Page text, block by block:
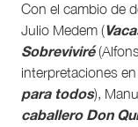
Con el cambio de
Julio Medem (
Sobreviviré
interpretaciones
para todos),
caballero Don